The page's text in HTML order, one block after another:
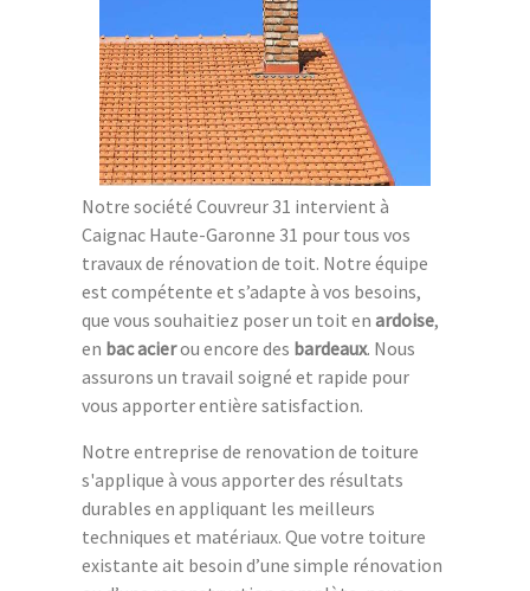
Notre société Couvreur 31 intervient à
Caignac Haute-Garonne 31 pour tous vos
travaux de rénovation de toit. Notre équipe
est compétente et s’adapte à vos besoins,
que vous souhaitiez poser un toit en ardoise,
en bac acierou encore des bardeaux. Nous
assurons un travail soigné et rapide pour
vous apporter entière satisfaction.
Notre entreprise de renovation de toiture
s'applique à vous apporter des résultats
durables en appliquant les meilleurs
techniques et matériaux. Que votre toiture
existante ait besoin d’une simple rénovation